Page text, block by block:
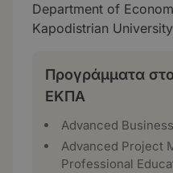
Department of
Kapodistrian
Προγράμματα
ΕΚΠΑ
Advanced
Advanced Project
Professional